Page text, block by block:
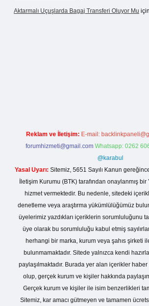
Aktarmalı Uçuşlarda Bagaj Transferi Oluyor Mu için
Reklam ve İletişim: E-mail:
forumhizmeti@gmail.com Whatsapp: 0262
@karabul
Yasal Uyarı: Sitemiz, 5651 Sayılı Kanun
İletişim Kurumu (BTK) tarafından onaylanmış bir
hizmet vermektedir. Bu nedenle, sitedeki
denetleme veya araştırma yükümlülüğümüz
üyelerimiz yazdıkları içeriklerin sorumluluğunu
üye olarak bu sorumluluğu kabul etmiş
herhangi bir marka, kurum veya şahıs şirketi
bulunmamaktadır. Sitede yalnızca kendi
paylaşılmaktadır. Burada yer alan içerikler
olup, gerçek kurum ve kişiler hakkında
Gerçek kurum ve kişiler ile isim benzerlikleri
Sitemiz, kar amacı gütmeyen ve tamamen